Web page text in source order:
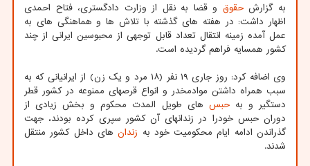
به گزارشحقوق و قضا به نقل از وزارت دادگستری، فتاح احمدی
اظهار داشت: در هفته های گذشته با تلاش ها و هماهنگی های به
عمل آمده زمینه انتقال تعداد قابل توجهی از محبوسین ایرانی از چند
کشور همسایه فراهم گردیده است.
وی اضافه کرد: روز جاری ۱۹ نفر (۱۸ مرد و یک زن) از ایرانیانی که به
سبب همراه داشتن موادمخدر و انواع قرص‎های ممنوعه در کشور قطر
دستگیر و بهحبس های طویل المدت محکوم و بخش زیادی از
دوران حبس خودرا در زندانهای آن کشور سپری کرده بودند، جهت
گذراندن ادامه ایام محکومیت خود به زندانهای داخل کشور منتقل
شدند.